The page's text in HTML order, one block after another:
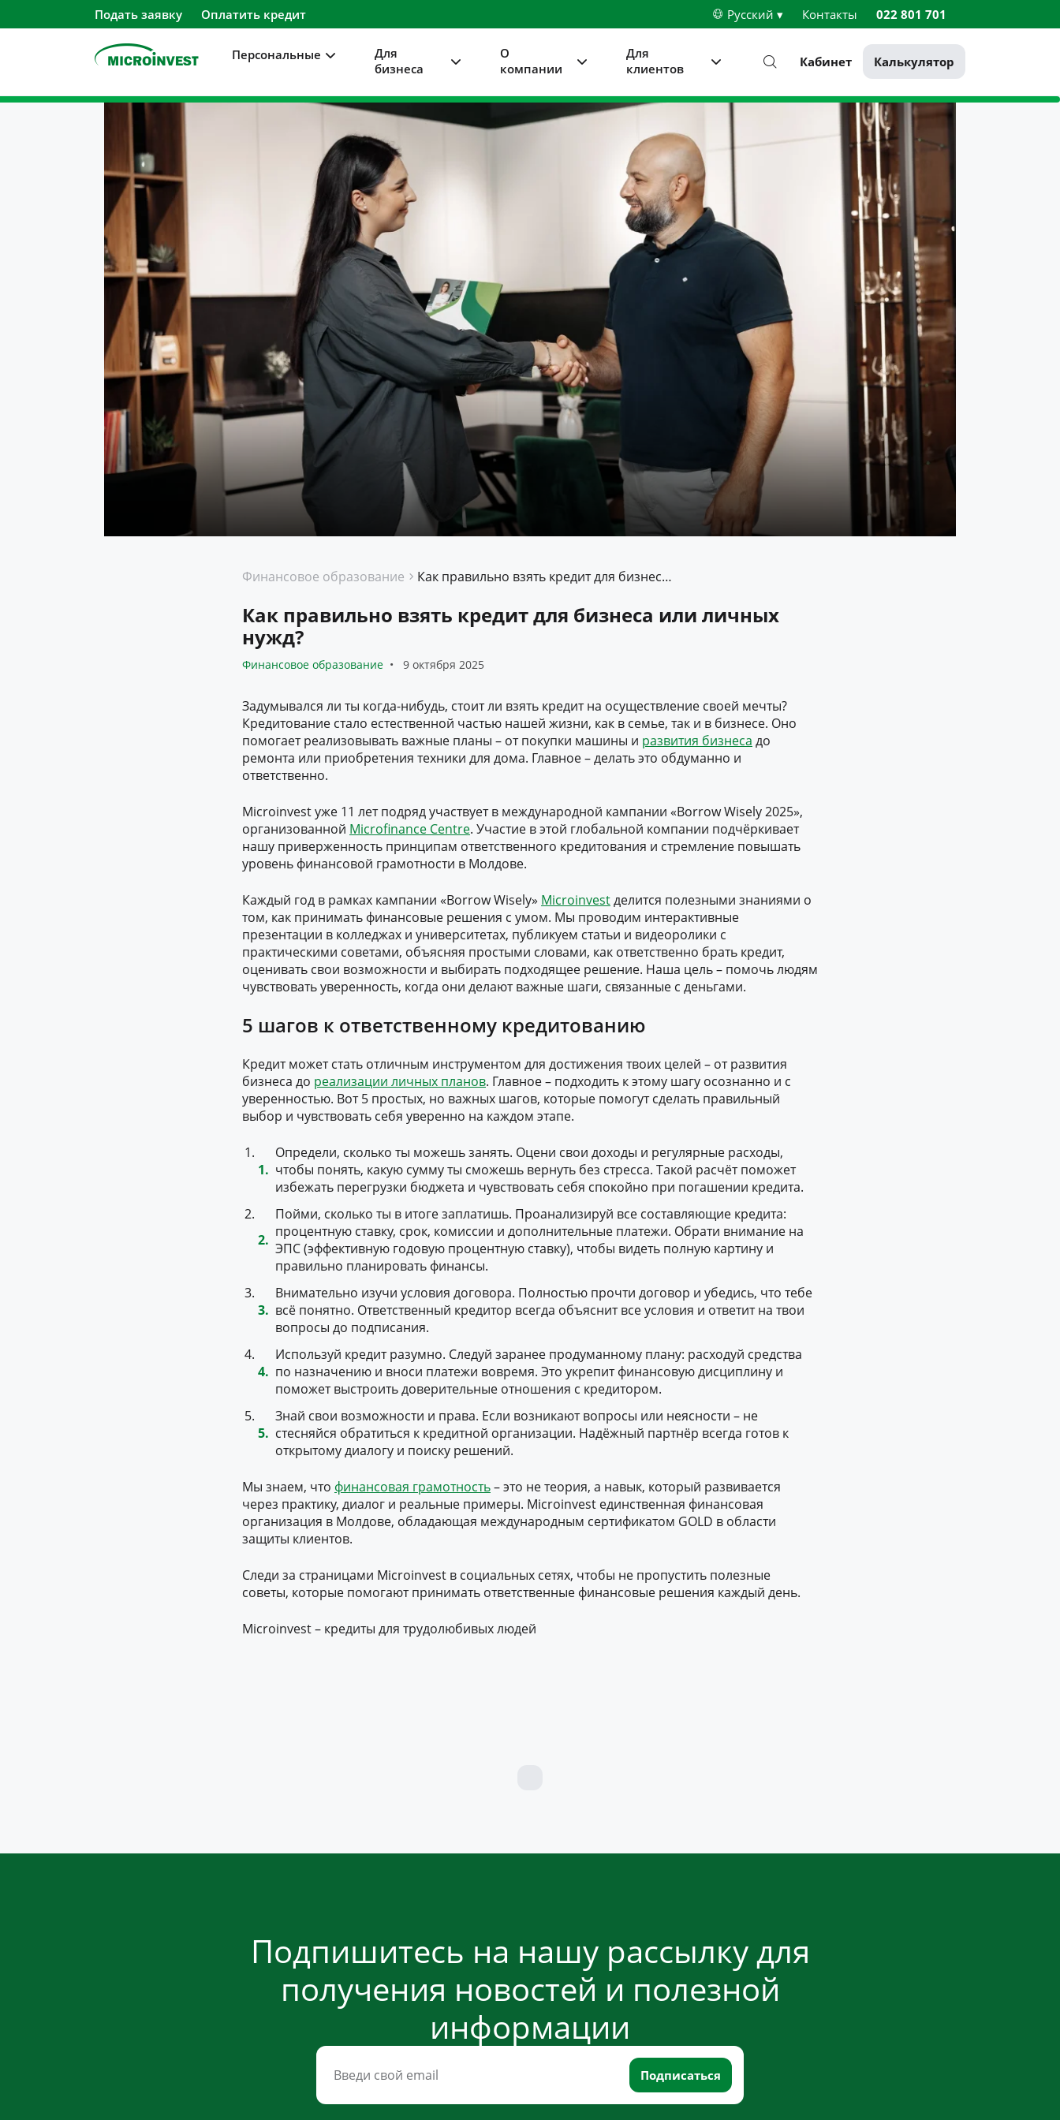
Подать заявку Оплатить кредит Русский ▾ Контакты 022 801 701
Персональные
Для
бизнеса
О
компании
Для
клиентов
Кабинет Калькулятор
Финансовое образование Как правильно взять кредит для бизнеса или личных нужд?
Как правильно взять кредит для бизнеса или личных
нужд?
Финансовое образование 9 октября 2025
Задумывался ли ты когда-нибудь, стоит ли взять кредит на осуществление своей мечты?
Кредитование стало естественной частью нашей жизни, как в семье, так и в бизнесе. Оно
помогает реализовывать важные планы – от покупки машины и развития бизнеса до
ремонта или приобретения техники для дома. Главное – делать это обдуманно и
ответственно.
Microinvest уже 11 лет подряд участвует в международной кампании «Borrow Wisely 2025»,
организованной Microfinance Centre. Участие в этой глобальной компании подчёркивает
нашу приверженность принципам ответственного кредитования и стремление повышать
уровень финансовой грамотности в Молдове.
Каждый год в рамках кампании «Borrow Wisely» Microinvestделится полезными знаниями о
том, как принимать финансовые решения с умом. Мы проводим интерактивные
презентации в колледжах и университетах, публикуем статьи и видеоролики с
практическими советами, объясняя простыми словами, как ответственно брать кредит,
оценивать свои возможности и выбирать подходящее решение. Наша цель – помочь людям
чувствовать уверенность, когда они делают важные шаги, связанные с деньгами.
5 шагов к ответственному кредитованию
Кредит может стать отличным инструментом для достижения твоих целей – от развития
бизнеса до реализации личных планов. Главное – подходить к этому шагу осознанно и с
уверенностью. Вот 5 простых, но важных шагов, которые помогут сделать правильный
выбор и чувствовать себя уверенно на каждом этапе.
Определи, сколько ты можешь занять. Оцени свои доходы и регулярные расходы,
чтобы понять, какую сумму ты сможешь вернуть без стресса. Такой расчёт поможет
избежать перегрузки бюджета и чувствовать себя спокойно при погашении кредита.
Пойми, сколько ты в итоге заплатишь. Проанализируй все составляющие кредита:
процентную ставку, срок, комиссии и дополнительные платежи. Обрати внимание на
ЭПС (эффективную годовую процентную ставку), чтобы видеть полную картину и
правильно планировать финансы.
Внимательно изучи условия договора. Полностью прочти договор и убедись, что тебе
всё понятно. Ответственный кредитор всегда объяснит все условия и ответит на твои
вопросы до подписания.
Используй кредит разумно. Следуй заранее продуманному плану: расходуй средства
по назначению и вноси платежи вовремя. Это укрепит финансовую дисциплину и
поможет выстроить доверительные отношения с кредитором.
Знай свои возможности и права. Если возникают вопросы или неясности – не
стесняйся обратиться к кредитной организации. Надёжный партнёр всегда готов к
открытому диалогу и поиску решений.
Мы знаем, что финансовая грамотность– это не теория, а навык, который развивается
через практику, диалог и реальные примеры. Microinvest единственная финансовая
организация в Молдове, обладающая международным сертификатом GOLD в области
защиты клиентов.
Следи за страницами Microinvest в социальных сетях, чтобы не пропустить полезные
советы, которые помогают принимать ответственные финансовые решения каждый день.
Microinvest – кредиты для трудолюбивых людей
Подпишитесь на нашу рассылку для
получения новостей и полезной
информации